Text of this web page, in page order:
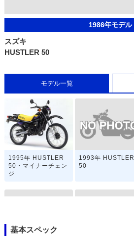
1986年モデル
スズキ
HUSTLER 50
モデル一覧
1995年 HUSTLER
50・マイナーチェン
ジ
1993年 HUSTLER
50
基本スペック